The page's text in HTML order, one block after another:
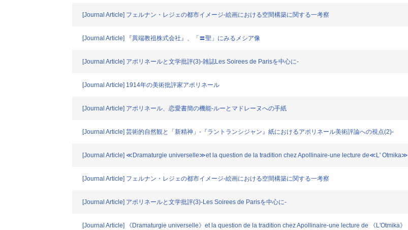
[Journal Article] フェルナン・レジェの都市イメージ-絵画における空間構築に関する一考察
[Journal Article] 『異端教祖株式会社』、「〓聖」にみるメシア像
[Journal Article] アポリネールと文学批評(3)-雑誌Les Soirees de Parisを中心に-
[Journal Article] 1914年の美術批評家アポリネール
[Journal Article] アポリネール、恋愛書簡の機能-ルーとマドレーヌへの手紙
[Journal Article] 芸術的自然観と「新精神」-『ラントランシジャン』紙におけるアポリネール美術評論への視点(2)-
[Journal Article] ≪Dramaturgie universelle≫et la question de la tradition chez Apollinaire-une lecture de≪L' Otmika≫
[Journal Article] フェルナン・レジェの都市イメージ-絵画における空間構築に関する一考察
[Journal Article] アポリネールと文学批評(3)-Les Soirees de Parisを中心に-
[Journal Article] 《Dramaturgie universelle》et la question de la tradition chez Apollinaire-une lecture de 《L'Otmika》